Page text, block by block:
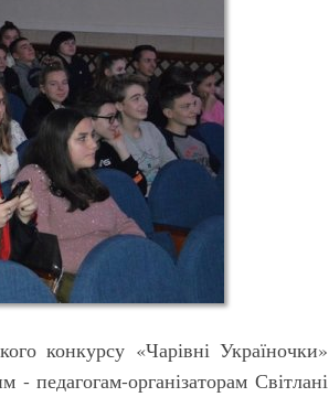
конкурсу «Чарівні Україночки»
педагогам-організаторам Світлані